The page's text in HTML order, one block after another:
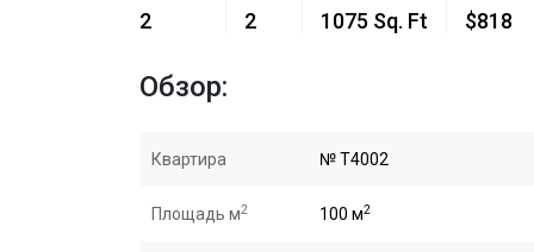
2 2 1075 Sq. Ft $818
Обзор:
Квартира № T4002
Площадь м2 100 м2